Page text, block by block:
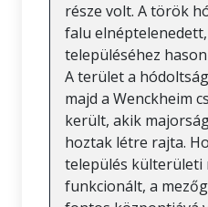
része volt. A török
falu
településéhez
A terület a
majd a Wenckheim
került, akik
hoztak létre rajta.
település külterületi
funkcionált, a